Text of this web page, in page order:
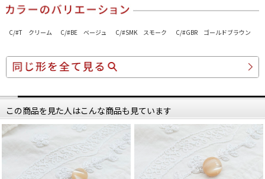
C/#T クリーム C/#BE ベージュ C/#SMK スモーク C/#GBR ゴールドブラウン
この商品を見た人はこんな商品も見ています